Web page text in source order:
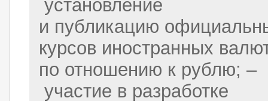
установление
и публикацию
курсов иностранных
по отношению к рублю; –
участие в разработке